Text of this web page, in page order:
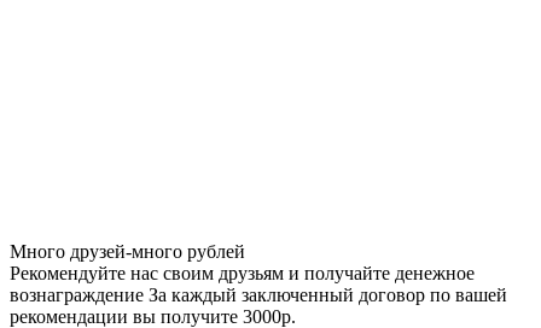
Много друзей-много рублей
Рекомендуйте нас своим друзьям и получайте денежное
вознаграждение За каждый заключенный договор по вашей
рекомендации вы получите 3000р.